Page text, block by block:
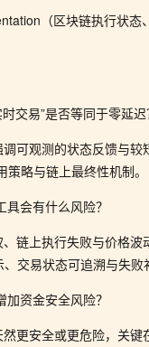
（区块链执行状态
交易”是否等同于零延迟
可观测的状态反馈与较
略与链上最终性机制。
会有什么风险？
链上执行失败与价格波
交易状态可追溯与失败
资金安全风险？
更安全或更危险，关键